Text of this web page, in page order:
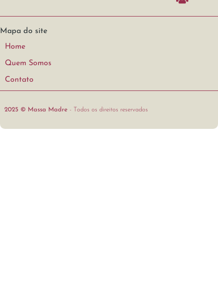
Mapa do site
Home
Quem Somos
Contato
2025 © Massa Madre - Todos os direitos reservados